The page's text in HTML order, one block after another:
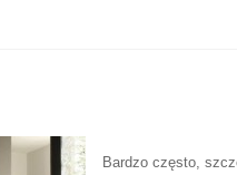
Bardzo często,